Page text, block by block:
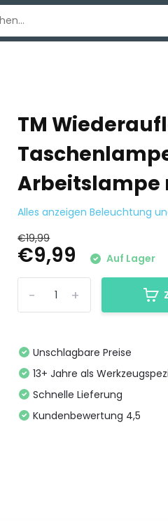
TM
Arbeitslampe
Alles anzeigen Beleuchtung
€19,99
€9,99 Auf Lager
+
-
Unschlagbare Preise
13+ Jahre als
Schnelle Lieferung
Kundenbewertung 4,5